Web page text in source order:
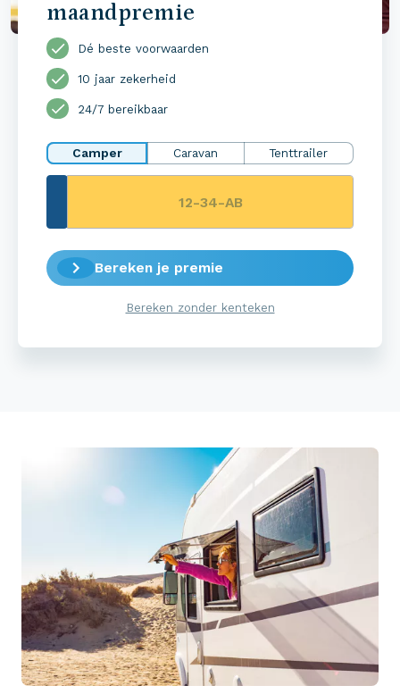
maandpremie
Dé beste voorwaarden
10 jaar zekerheid
24/7 bereikbaar
Camper Caravan Tenttrailer
Bereken je premie
Bereken zonder kenteken